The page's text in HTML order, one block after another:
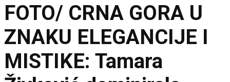
FOTO/ CRNA GORA U
ZNAKU ELEGANCIJE I
MISTIKE: Tamara